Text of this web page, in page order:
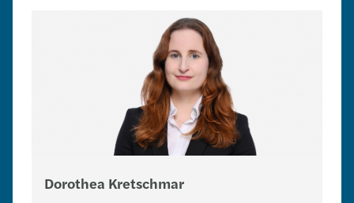
Dorothea Kretschmar